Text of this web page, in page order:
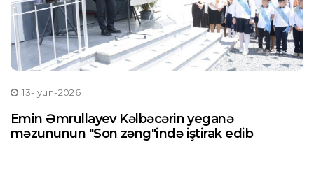
13-Iyun-2026
Emin Əmrullayev Kəlbəcərin yeganə
məzununun "Son zəng"ində iştirak edib